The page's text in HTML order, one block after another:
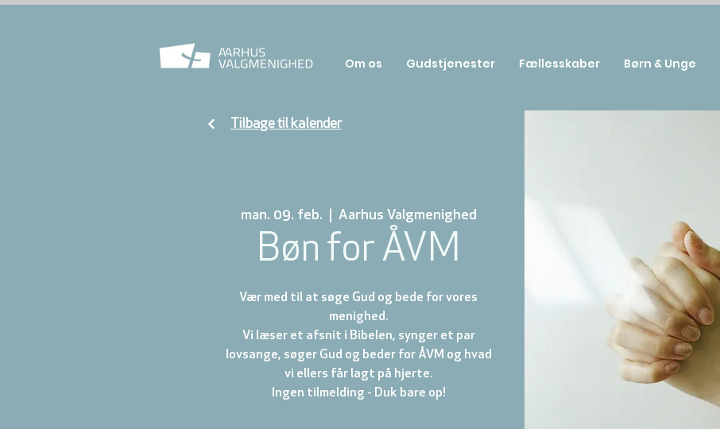
man. 09. feb. Aarhus Valgmenighed
Bøn for ÅVM
Vær med til at søge Gud og bede for vores
menighed.
Vi læser et afsnit i Bibelen, synger et par
lovsange, søger Gud og beder for ÅVM og hvad
vi ellers får lagt på hjerte.
Tilbage til kalender
Om os Gudstjenester Fællesskaber Børn & Unge